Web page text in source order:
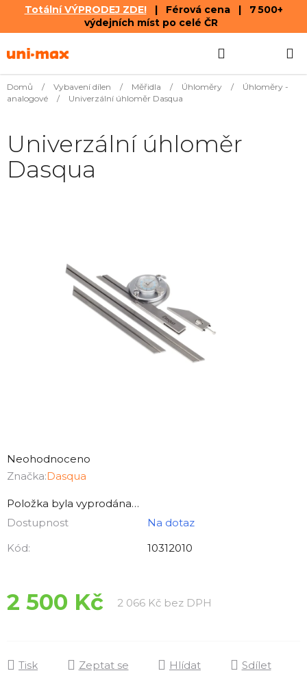
Totální VÝPRODEJ ZDE!| Férová cena | 7 500+
výdejních míst po celé ČR
na
KOŠÍK
Domů / Vybavení dílen / Měřidla / Úhloměry /
Úhloměry -
analogové
/ Univerzální úhloměr Dasqua
hodnocení
produktu
0,0
z
5
Neohodnoceno
Značka:Dasqua
Položka byla vyprodána…
Dostupnost
Na dotaz
Kód:
10312010
2 500 Kč 2 066 Kč bez DPH
Tisk Zeptat se Hlídat Sdílet
Univerzální úhloměr
Dasqua